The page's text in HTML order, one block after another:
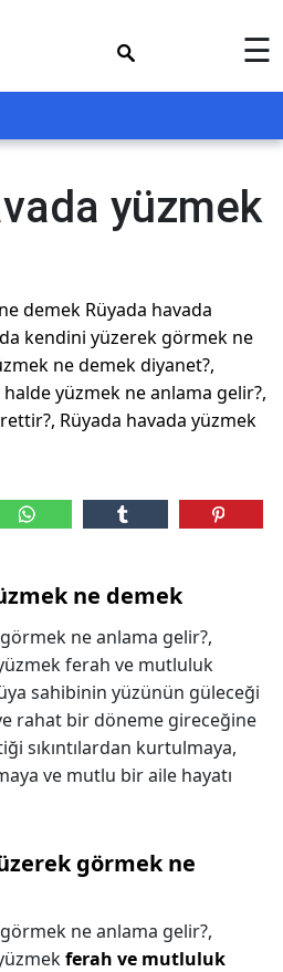
☰
yüzmek
demek Rüyada havada
kendini yüzerek görmek ne
ne demek diyanet?,
yüzmek ne anlama gelir?,
Rüyada havada yüzmek
ne demek
ne anlama gelir?,
ferah ve mutluluk
sahibinin yüzünün güleceği
rahat bir döneme gireceğine
sıkıntılardan kurtulmaya,
ve mutlu bir aile hayatı
görmek ne
ne anlama gelir?,
ferah ve mutluluk